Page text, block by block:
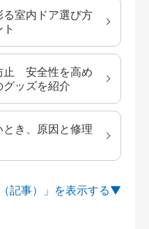
室内ドア選び方
止 安全性を高め
ッズを紹介
き、原因と修理
記事）」を